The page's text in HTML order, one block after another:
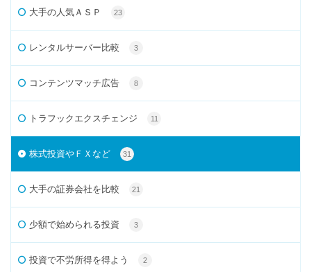
大手の人気ＡＳＰ 23
レンタルサーバー比較 3
コンテンツマッチ広告 8
トラフックエクスチェンジ 11
株式投資やＦＸなど 31
大手の証券会社を比較 21
少額で始められる投資 3
投資で不労所得を得よう 2